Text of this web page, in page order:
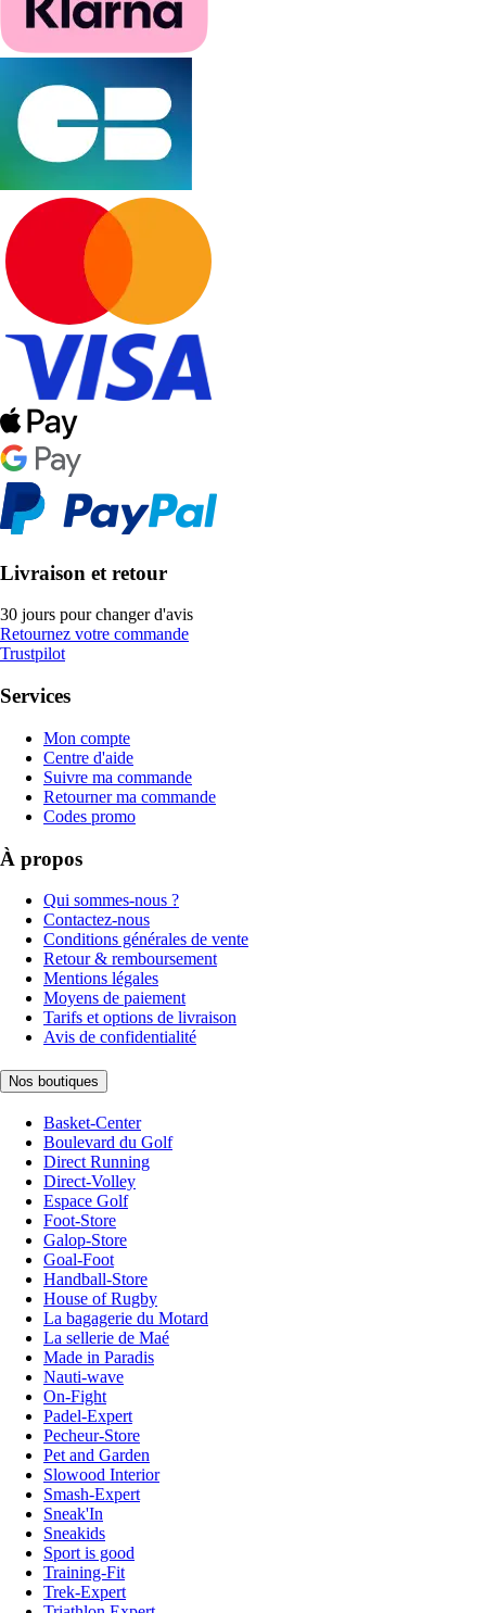
Livraison et retour
30 jours pour changer d'avis
Retournez votre commande
Trustpilot
Services
Mon compte
Centre d'aide
Suivre ma commande
Retourner ma commande
Codes promo
À propos
Qui sommes-nous ?
Contactez-nous
Conditions générales de vente
Retour & remboursement
Mentions légales
Moyens de paiement
Tarifs et options de livraison
Avis de confidentialité
Nos boutiques
Basket-Center
Boulevard du Golf
Direct Running
Direct-Volley
Espace Golf
Foot-Store
Galop-Store
Goal-Foot
Handball-Store
House of Rugby
La bagagerie du Motard
La sellerie de Maé
Made in Paradis
Nauti-wave
On-Fight
Padel-Expert
Pecheur-Store
Pet and Garden
Slowood Interior
Smash-Expert
Sneak'In
Sneakids
Sport is good
Training-Fit
Trek-Expert